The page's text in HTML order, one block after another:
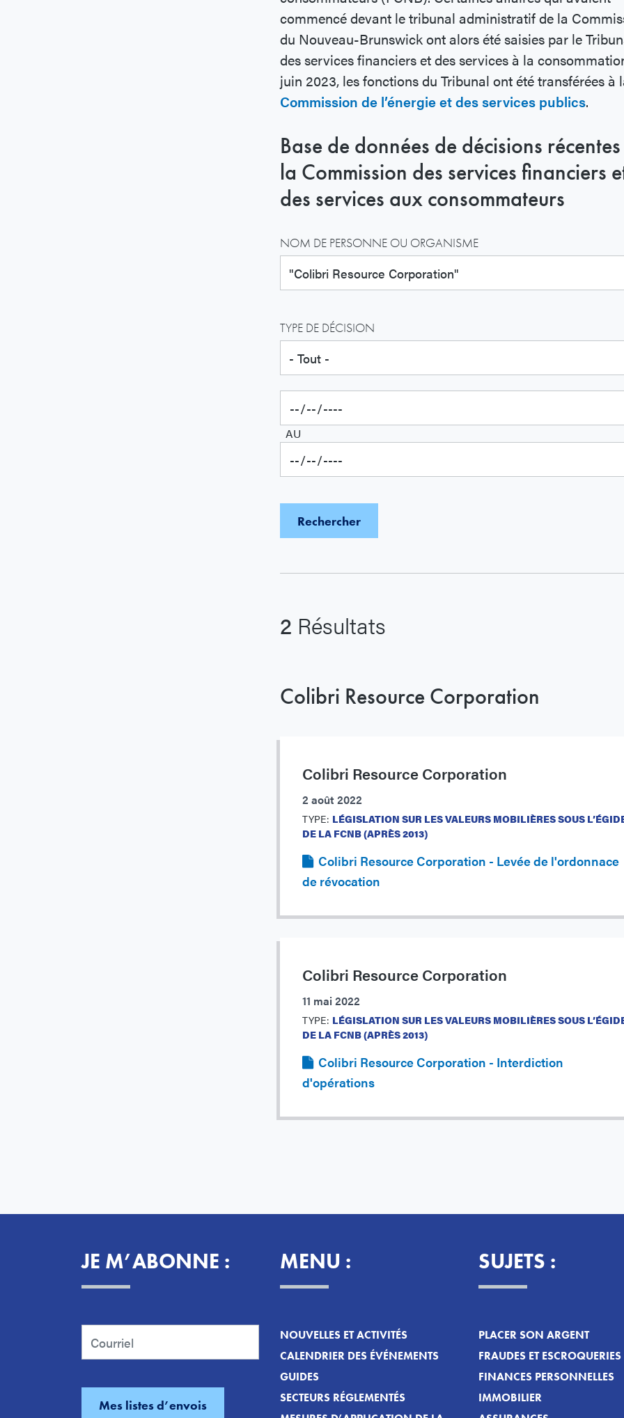
commencé devant le tribunal administratif de la
du Nouveau-Brunswick ont alors été saisies par le
des services financiers et des services à la
juin 2023, les fonctions du Tribunal ont été transférées à
Commission de l’énergie et des services publics.
Base de données de décisions
la Commission des services financiers
des services aux consommateurs
NOM DE PERSONNE OU ORGANISME
TYPE DE DÉCISION
AU
2 Résultats
Colibri Resource Corporation
Colibri Resource Corporation
2 août 2022
TYPE: LÉGISLATION SUR LES VALEURS MOBILIÈRES SOUS
DE LA FCNB (APRÈS 2013)
Colibri Resource Corporation - Levée de l'ordonnace
de révocation
Colibri Resource Corporation
11 mai 2022
TYPE: LÉGISLATION SUR LES VALEURS MOBILIÈRES SOUS
DE LA FCNB (APRÈS 2013)
Colibri Resource Corporation - Interdiction
d'opérations
JE M’ABONNE : MENU :
NOUVELLES ET ACTIVITÉS
CALENDRIER DES ÉVÉNEMENTS
GUIDES
SECTEURS RÉGLEMENTÉS
SUJETS :
PLACER SON ARGENT
FRAUDES ET ESCROQUERIES
FINANCES PERSONNELLES
IMMOBILIER